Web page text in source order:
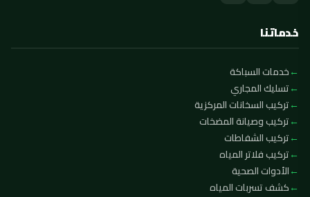
خدماتنا
خدمات السباكة
تسليك المجاري
تركيب السخانات المركزية
تركيب وصيانة المضخات
تركيب الشفاطات
تركيب فلاتر المياه
الأدوات الصحية
كشف تسربات المياه